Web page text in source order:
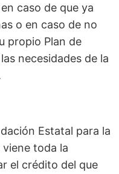
caso de que ya
o en caso de no
propio Plan de
necesidades de la
Estatal para la
viene toda la
el crédito del que